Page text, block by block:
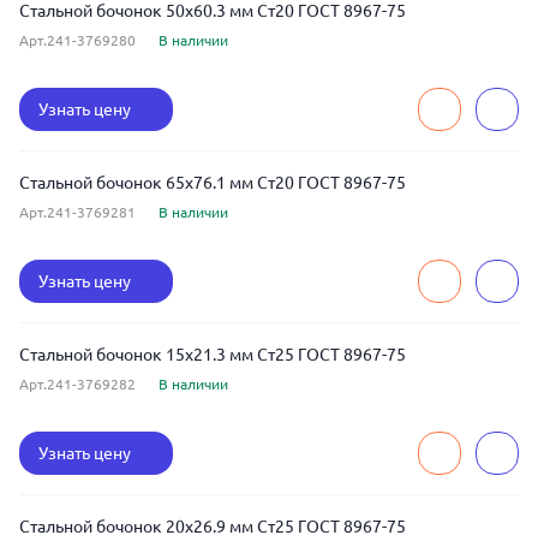
Стальной бочонок 50x60.3 мм Ст20 ГОСТ 8967-75
Арт.241-3769280 В наличии
Узнать цену
Стальной бочонок 65x76.1 мм Ст20 ГОСТ 8967-75
Арт.241-3769281 В наличии
Узнать цену
Стальной бочонок 15x21.3 мм Ст25 ГОСТ 8967-75
Арт.241-3769282 В наличии
Узнать цену
Стальной бочонок 20x26.9 мм Ст25 ГОСТ 8967-75